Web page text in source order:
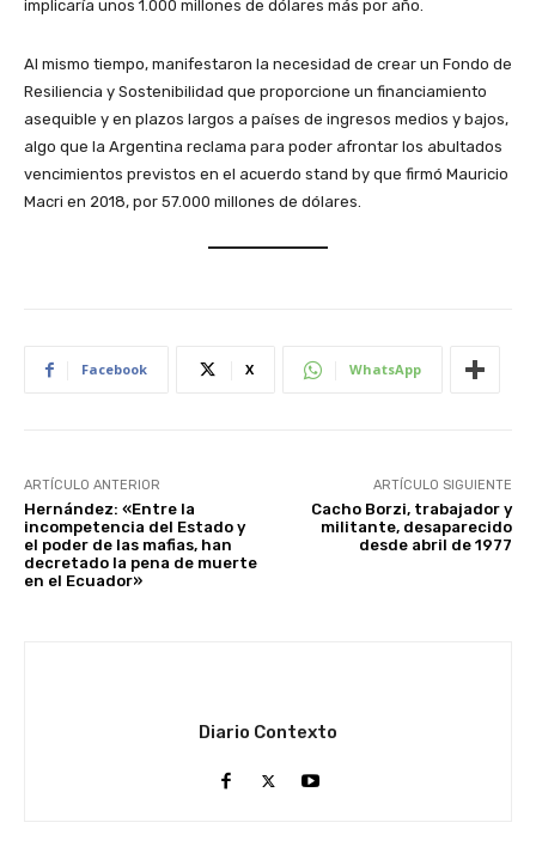
implicaría unos 1.000 millones de dólares más por año.
Al mismo tiempo, manifestaron la necesidad de crear un Fondo de
Resiliencia y Sostenibilidad que proporcione un financiamiento
asequible y en plazos largos a países de ingresos medios y bajos,
algo que la Argentina reclama para poder afrontar los abultados
vencimientos previstos en el acuerdo stand by que firmó Mauricio
Macri en 2018, por 57.000 millones de dólares.
Facebook X WhatsApp
ARTÍCULO ANTERIOR
Hernández: «Entre la
incompetencia del Estado y
el poder de las mafias, han
decretado la pena de muerte
en el Ecuador»
ARTÍCULO SIGUIENTE
Cacho Borzi, trabajador y
militante, desaparecido
desde abril de 1977
Diario Contexto